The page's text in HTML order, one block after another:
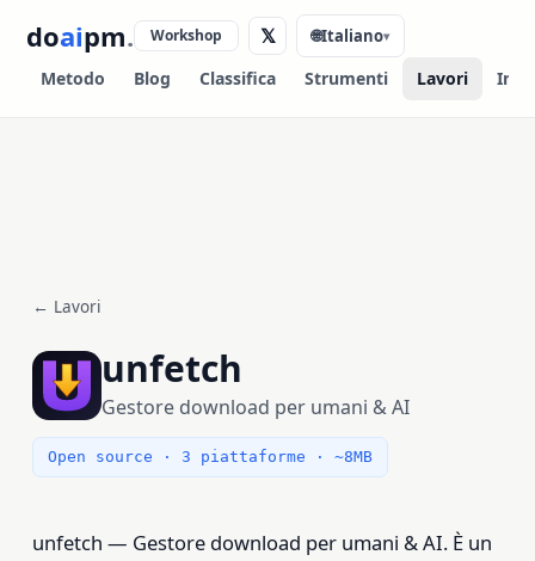
doaipm.
Metodo Blog Classifica Strumenti Lavori Info
Workshop 𝕏 🌐Italiano▾
← Lavori
unfetch
Gestore download per umani & AI
Open source · 3 piattaforme · ~8MB
unfetch — Gestore download per umani & AI. È un